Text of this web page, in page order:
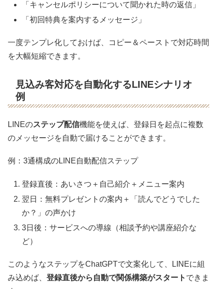
「キャンセルポリシーについて聞かれた時の返信」
「初回特典を案内するメッセージ」
一度テンプレ化しておけば、コピー＆ペーストで対応時間
を大幅短縮できます。
見込み客対応を自動化するLINEシナリオ
例
LINEのステップ配信機能を使えば、登録日を起点に複数
のメッセージを自動で届けることができます。
例：3通構成のLINE自動配信ステップ
登録直後：あいさつ＋自己紹介＋メニュー案内
翌日：無料プレゼントの案内＋「読んでどうでした
か？」の声かけ
3日後：サービスへの導線（相談予約や講座紹介な
ど）
このようなステップをChatGPTで文案化して、LINEに組
み込めば、 登録直後から自動で関係構築がスタート できま